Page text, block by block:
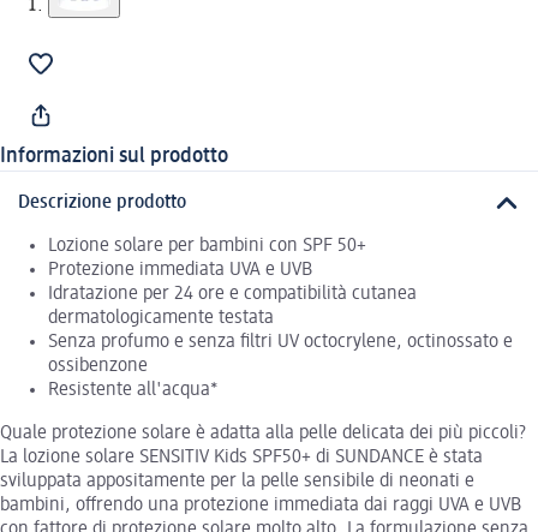
Informazioni sul prodotto
Descrizione prodotto
Lozione solare per bambini con SPF 50+
Protezione immediata UVA e UVB
Idratazione per 24 ore e compatibilità cutanea
dermatologicamente testata
Senza profumo e senza filtri UV octocrylene, octinossato e
ossibenzone
Resistente all'acqua*
Quale protezione solare è adatta alla pelle delicata dei più piccoli?
La lozione solare SENSITIV Kids SPF50+ di SUNDANCE è stata
sviluppata appositamente per la pelle sensibile di neonati e
bambini, offrendo una protezione immediata dai raggi UVA e UVB